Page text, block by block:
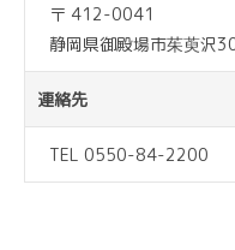
〒 412-0041
静岡県御殿場市茱萸沢
連絡先
TEL 0550-84-2200